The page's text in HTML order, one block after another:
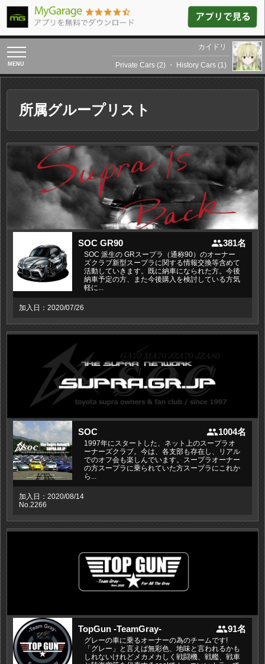
toggle
navigation
カイドリ
Private Cars (2) ・ History Cars (1)
所属グループリスト
SOC GR90 people381名
SOC 派生の GRスープラ（通称90）のオーナー
ズクラブ新型スープラに関する情報交換等含めて
活動していきます。既に納車になられた方。今後
納車予定の方、また今後購入を検討している方気
軽に...
加入日：2020/07/26
SOC people1004名
1997年にスタートした、ネット上のスープラオ
ーナーズクラブ。今は、各支部も存在し、リアル
でのオフ会も楽しんでいます。スープラオーナー
の方スープラに乗られていた方スープラにこれか
ら...
加入日：2020/08/14
No.2266
TopGun -TeamGray- people91名
グレーの車に乗るオーナーの為のチームです!
「グレー」と言えば無彩色、地味と言われるかも
しれないけれどメカメカしく戦闘機、戦艦、戦車